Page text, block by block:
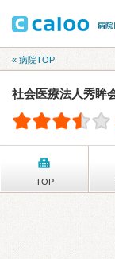
« 病院TOP
社会医療法人秀眸
TOP